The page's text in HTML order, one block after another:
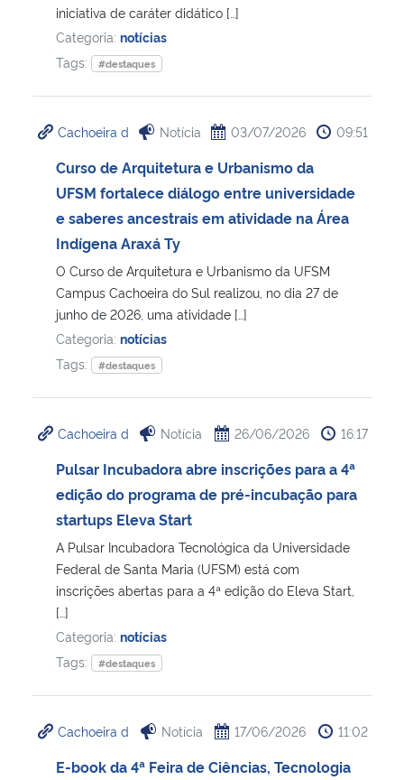
Gabinete de Segurança Institucional
Banco Central do Brasil
iniciativa de caráter didático […]
Categoria: notícias
Tags:
#destaques
Cachoeira d Notícia 03/07/2026 09:51
Curso de Arquitetura e Urbanismo da
UFSM fortalece diálogo entre universidade
e saberes ancestrais em atividade na Área
Indígena Araxá Ty
O Curso de Arquitetura e Urbanismo da UFSM
Campus Cachoeira do Sul realizou, no dia 27 de
junho de 2026, uma atividade […]
Categoria: notícias
Tags:
#destaques
Cachoeira d Notícia 26/06/2026 16:17
Pulsar Incubadora abre inscrições para a 4ª
edição do programa de pré-incubação para
startups Eleva Start
A Pulsar Incubadora Tecnológica da Universidade
Federal de Santa Maria (UFSM) está com
inscrições abertas para a 4ª edição do Eleva Start,
[…]
Categoria: notícias
Tags:
#destaques
Cachoeira d Notícia 17/06/2026 11:02
E-book da 4ª Feira de Ciências, Tecnologia